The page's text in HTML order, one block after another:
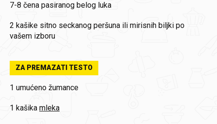
7-8 čena pasiranog belog luka
2 kašike sitno seckanog peršuna ili mirisnih biljki po
vašem izboru
ZA PREMAZATI TESTO
1 umućeno žumance
1 kašika mleka